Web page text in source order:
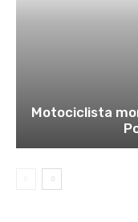
Motociclista